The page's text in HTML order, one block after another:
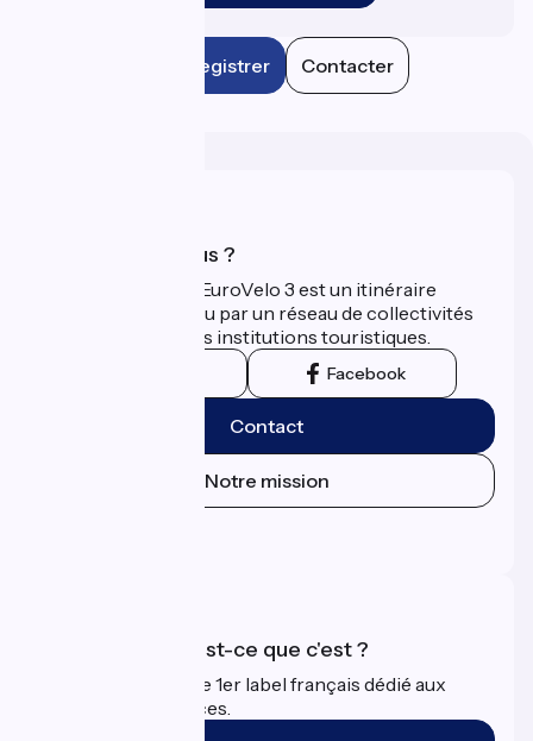
Enregistrer Contacter
Qui sommes-nous ?
La Scandibérique-EuroVelo 3 est un itinéraire
développé et promu par un réseau de collectivités
territoriales et leurs institutions touristiques.
Facebook
Contact
Notre mission
Accueil Vélo qu'est-ce que c'est ?
Accueil Vélo c'est le 1er label français dédié aux
cyclistes en vacances.